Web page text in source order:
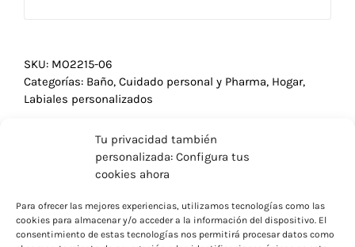
Tu privacidad también
personalizada: Configura tus
cookies ahora
Para ofrecer las mejores experiencias, utilizamos tecnologías como las
cookies para almacenar y/o acceder a la información del dispositivo. El
consentimiento de estas tecnologías nos permitirá procesar datos como
SKU: MO2215-06
Categorías: Baño, Cuidado personal y Pharma, Hogar,
Labiales personalizados